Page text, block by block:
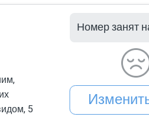
множество
на каяках в
роскошном зиммере (тоже,
5
Номер занят